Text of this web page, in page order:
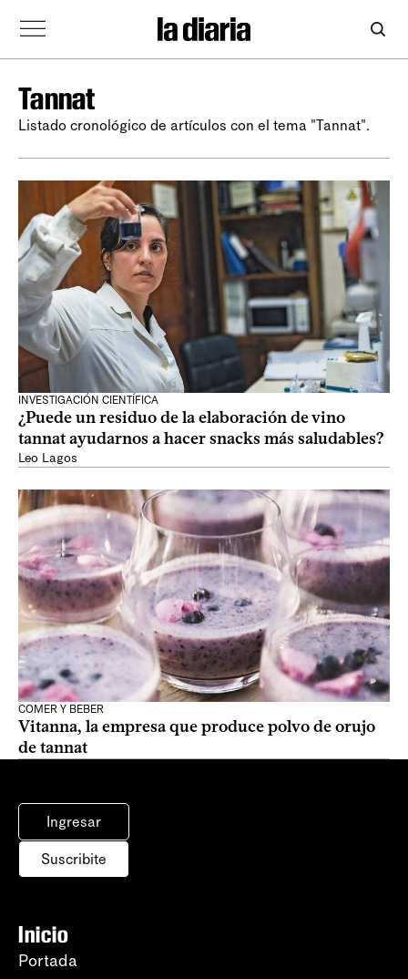
Tannat
Listado cronológico de artículos con el tema "Tannat".
INVESTIGACIÓN CIENTÍFICA
¿Puede un residuo de la elaboración de vino
tannat ayudarnos a hacer snacks más saludables?
Leo Lagos
COMER Y BEBER
Vitanna, la empresa que produce polvo de orujo
de tannat
Ingresar
Suscribite
Inicio
Portada